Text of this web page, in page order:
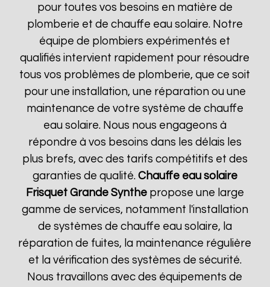
pour toutes vos besoins en matière de
plomberie et de chauffe eau solaire. Notre
équipe de plombiers expérimentés et
qualifiés intervient rapidement pour résoudre
tous vos problèmes de plomberie, que ce soit
pour une installation, une réparation ou une
maintenance de votre système de chauffe
eau solaire. Nous nous engageons à
répondre à vos besoins dans les délais les
plus brefs, avec des tarifs compétitifs et des
garanties de qualité. Chauffe eau solaire
Frisquet Grande Synthepropose une large
gamme de services, notamment l'installation
de systèmes de chauffe eau solaire, la
réparation de fuites, la maintenance régulière
et la vérification des systèmes de sécurité.
Nous travaillons avec des équipements de